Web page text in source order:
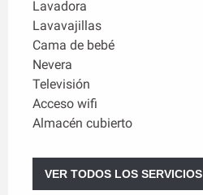
Lavadora
Lavavajillas
Cama de bebé
Nevera
Televisión
Acceso wifi
Almacén cubierto
VER TODOS LOS SERVICIOS